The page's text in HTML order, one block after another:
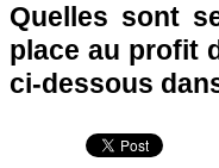
Quelles sont
place au profit
ci-dessous